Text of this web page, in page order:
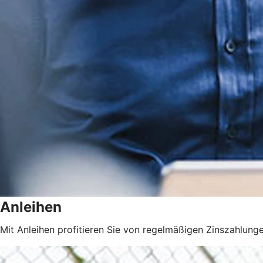
Anleihen
Mit Anleihen profitieren Sie von regelmäßigen